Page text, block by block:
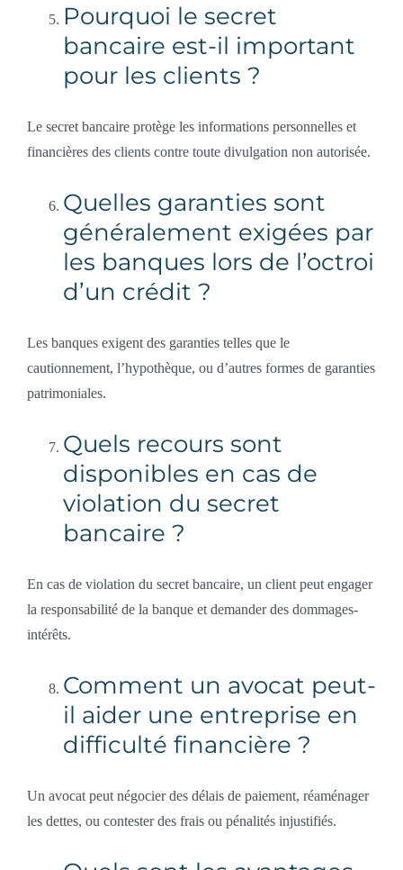
Pourquoi le secret
bancaire est-il important
pour les clients ?
Le secret bancaire protège les informations personnelles et
financières des clients contre toute divulgation non autorisée.
Quelles garanties sont
généralement exigées par
les banques lors de l’octroi
d’un crédit ?
Les banques exigent des garanties telles que le
cautionnement, l’hypothèque, ou d’autres formes de garanties
patrimoniales.
Quels recours sont
disponibles en cas de
violation du secret
bancaire ?
En cas de violation du secret bancaire, un client peut engager
la responsabilité de la banque et demander des dommages-
intérêts.
Comment un avocat peut-
il aider une entreprise en
difficulté financière ?
Un avocat peut négocier des délais de paiement, réaménager
les dettes, ou contester des frais ou pénalités injustifiés.